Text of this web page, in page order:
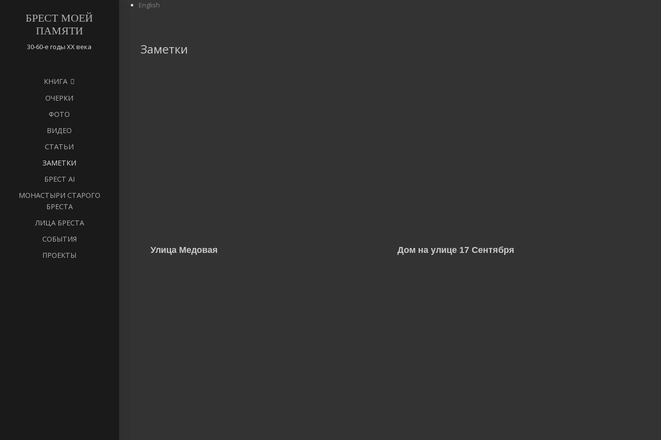
БРЕСТ МОЕЙ
ПАМЯТИ
30-60-е годы ХХ века
КНИГА
ОЧЕРКИ
ФОТО
ВИДЕО
СТАТЬИ
ЗАМЕТКИ
БРЕСТ AI
МОНАСТЫРИ СТАРОГО
БРЕСТА
ЛИЦА БРЕСТА
СОБЫТИЯ
ПРОЕКТЫ
English
Заметки
Улица Медовая Дом на улице 17 Сентября